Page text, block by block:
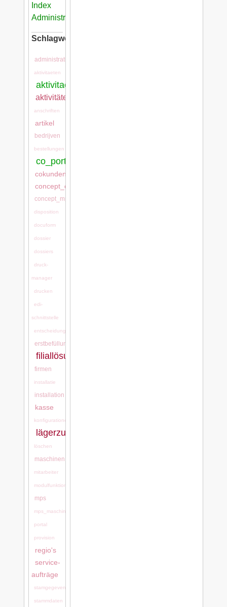
Index
Administration
Schlagwörter:
administration
aktivitaeten
aktivitaeten:aktivitaeten
aktivitätenarten
anschriften
artikel
bedrijven
bestellungen
co_portal:co_portal
cokundentool,
concept_cash
concept_mps
disposition
docuform
dossier
dossiers
druck-
manager
drucken
edi-
schnittstelle
entscheidungsgründe
erstbefüllung
filiallösung
firmen
installatie
installation
kasse
konfigurationen
lägerzuordnung
löschen
maschinen
mitarbeiter
modulfunktionen
mps
mps_maschinen
portal
provision
regio's
service-
aufträge
stamgegevens
stammdaten